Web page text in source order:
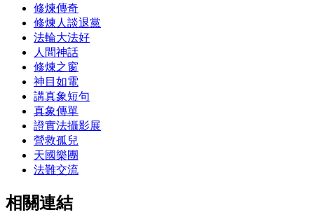
修煉傳奇
修煉人談退黨
法輪大法好
人間神話
修煉之窗
神目如電
講真象短句
真象傳單
證實法攝影展
營救孤兒
天國樂團
法難交流
相關連結